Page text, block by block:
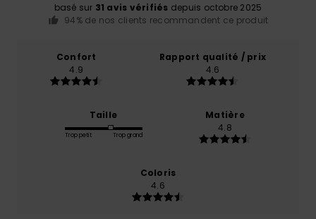
basé sur 31 avis vérifiés depuis octobre 2025
94% de nos clients recommandent ce produit
Confort
4.9
Rapport qualité / prix
4.6
Taille
Trop petit Trop grand
Matière
4.8
Coloris
4.6